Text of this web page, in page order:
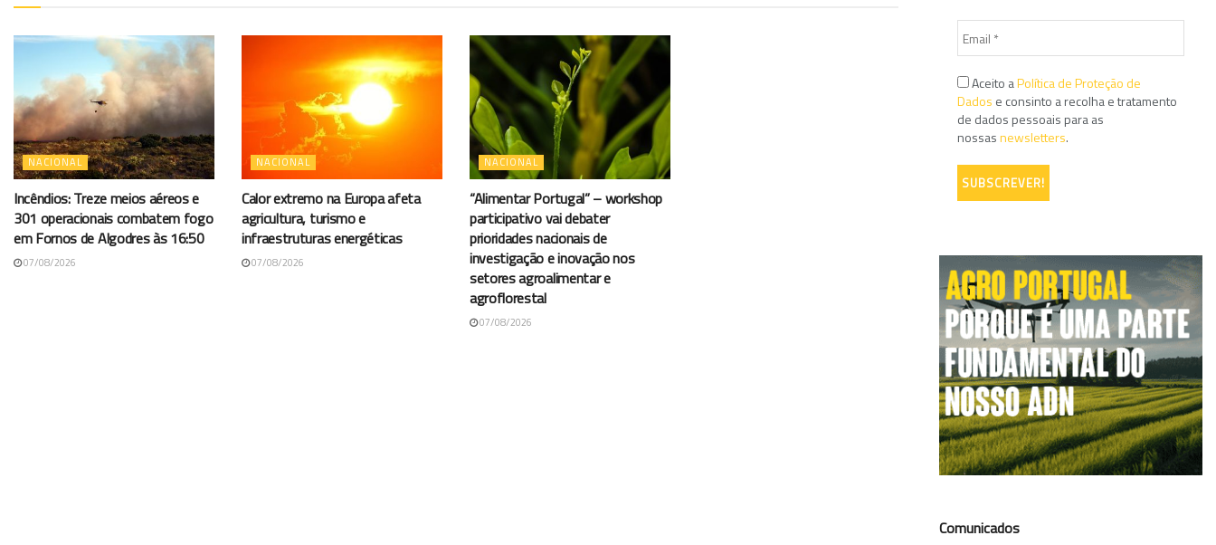
NACIONAL
Incêndios: Treze meios aéreos e
301 operacionais combatem fogo
em Fornos de Algodres às 16:50
07/08/2026
NACIONAL
Calor extremo na Europa afeta
agricultura, turismo e
infraestruturas energéticas
07/08/2026
NACIONAL
“Alimentar Portugal” – workshop
participativo vai debater
prioridades nacionais de
investigação e inovação nos
setores agroalimentar e
agroflorestal
07/08/2026
Aceito aPolítica de Proteção de
Dados e consinto a recolha e tratamento
de dados pessoais para as
nossasnewsletters.
Comunicados